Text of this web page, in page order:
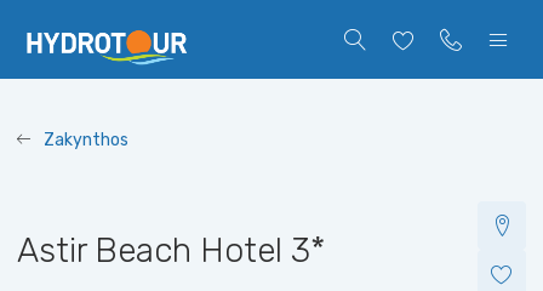
Zakynthos
Astir Beach Hotel 3*